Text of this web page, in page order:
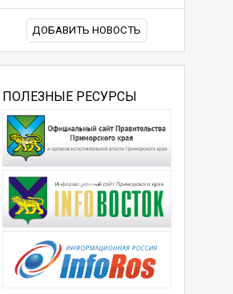
ДОБАВИТЬ НОВОСТЬ
ПОЛЕЗНЫЕ РЕСУРСЫ